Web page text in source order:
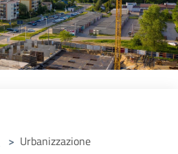
> Urbanizzazione